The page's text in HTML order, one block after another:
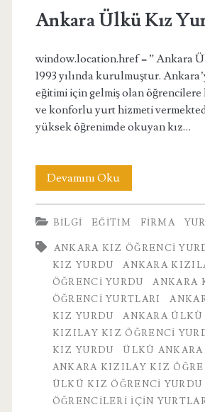
Ankara Ülkü Kız
window.location.href = ” Ankara
1993 yılında kurulmuştur.
eğitimi için gelmiş olan
ve konforlu yurt hizmeti
yüksek öğrenimde okuyan kız…
Devamını OkuAnkara
Ülkü
Kız
Yurdu
BILGI EĞITIM FIRMA
ANKARA KIZ ÖĞRENCI
KIZ YURDU
ANKARA
ÖĞRENCI YURDU
ANKARA
ÖĞRENCI YURTLARI
KIZ YURDU
ANKARA
KIZILAY KIZ ÖĞRENCI
KIZ YURDU
ÜLKÜ ANKARA
ANKARA KIZILAY KIZ
ÜLKÜ KIZ ÖĞRENCI YURDU
ÖĞRENCILERI İÇIN